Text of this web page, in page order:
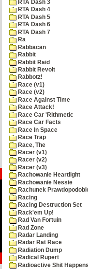
RTA Dash 3
RTA Dash 4
RTA Dash 5
RTA Dash 6
RTA Dash 7
Ra
Rabbacan
Rabbit
Rabbit Raid
Rabbit Revolt
Rabbotz!
Race (v1)
Race (v2)
Race Against Time
Race Attack!
Race Car 'Rithmetic
Race Car Facts
Race In Space
Race Trap
Race, The
Racer (v1)
Racer (v2)
Racer (v3)
Rachowanie Heartlight
Rachowanie Nessie
Rachunek
Racing
Racing Destruction Set
Rack'em Up!
Rad Van Fortuin
Rad Zone
Radar Landing
Radar Rat Race
Radiation Dump
Radical Rupert
Radioactive Shit